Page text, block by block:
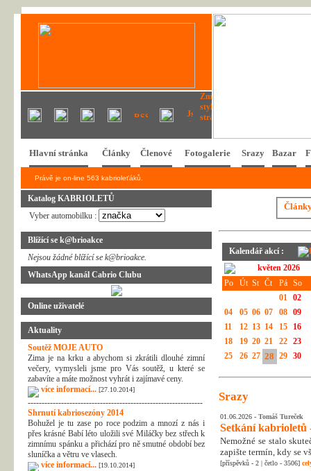
Hlavní stránka Články Členové Fotogalerie Srazy Bazar
Právě je on-line 563 kabrioleťáků.
Katalog KABRIOLETŮ
Vyber automobilku :
Blížící se k@brioakce
Nejsou žádné blížící se k@brioakce.
WhatsApp kanál Cabrio Clubu
Online uživatelé
Aktuality
Soutěž MOJE AUTO
Zima je na krku a abychom si zkrátili dlouhé zimní
večery, vymysleli jsme pro Vás soutěž, u které se
zabavíte a máte možnost vyhrát i zajímavé ceny.
více informací... [27.10.2014]
---------------------------------------------------------------
Shrnutí kabriosezóny 2014
Bohužel je tu zase po roce podzim a mnozí z nás i
přes krásné Babí léto uložili své Miláčky bez střech k
zimnímu spánku a přichází pro ně smutné období bez
sluníčka a větru ve vlasech.
více informací... [19.10.2014]
Kalendář akcí :
květen 2026
Po
Út St Čt Pá So
01 02
04
05 06 07 08 09
11
12 13 14 15
16
18
19 20 21 22 23
25
26 27 28 29 30
Srazy
01.06.2026 - Tomáš Tureček
Setkání kabrioletů
Nemožné se stalo
zapište termín, kdy se
[příspěvků - 2 | četlo - 3506]